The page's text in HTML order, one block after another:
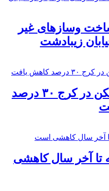
وسازهای غیر
زیبادشت
️قیمت مسکن در کرج ۳۰ درصد
تا آخر سال کاهشی